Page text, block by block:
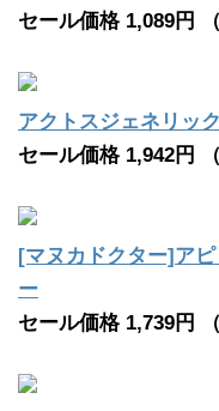
セール価格 1,089円
アクトスジェネリッ
セール価格 1,942円
[マヌカドクター]ア
ー
セール価格 1,739円